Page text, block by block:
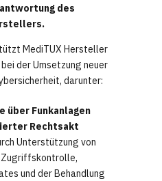
des
MediTUX Hersteller
der Umsetzung neuer
darunter:
über Funkanlagen
Rechtsakt
Unterstützung von
Zugriffskontrolle,
und der Behandlung